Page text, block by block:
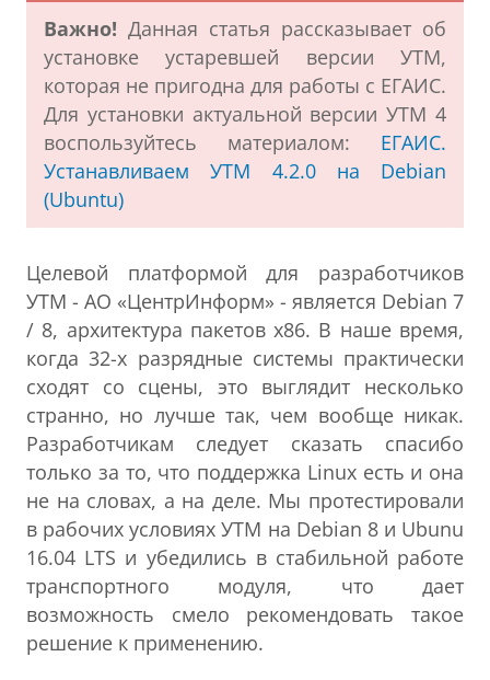
Важно! Данная статья рассказывает об
установке устаревшей версии УТМ,
которая не пригодна для работы с ЕГАИС.
Для установки актуальной версии УТМ 4
воспользуйтесь материалом: ЕГАИС.
Устанавливаем УТМ 4.2.0 на Debian
(Ubuntu)
Целевой платформой для разработчиков
УТМ - АО «ЦентрИнформ» - является Debian 7
/ 8, архитектура пакетов x86. В наше время,
когда 32-х разрядные системы практически
сходят со сцены, это выглядит несколько
странно, но лучше так, чем вообще никак.
Разработчикам следует сказать спасибо
только за то, что поддержка Linux есть и она
не на словах, а на деле. Мы протестировали
в рабочих условиях УТМ на Debian 8 и Ubunu
16.04 LTS и убедились в стабильной работе
транспортного модуля, что дает
возможность смело рекомендовать такое
решение к применению.